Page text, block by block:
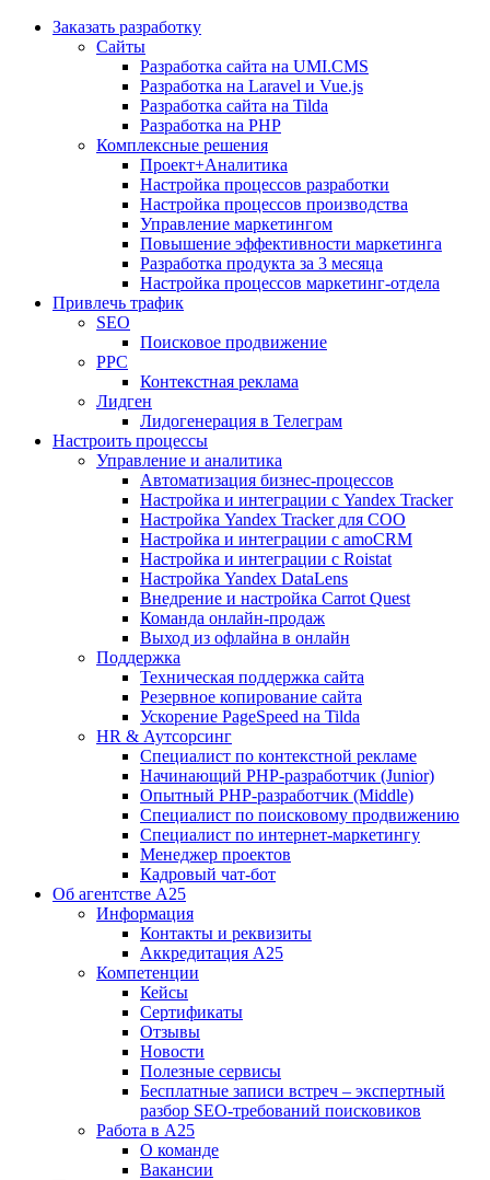
Заказать разработку
Сайты
Разработка сайта на UMI.CMS
Разработка на Laravel и Vue.js
Разработка сайта на Tilda
Разработка на PHP
Комплексные решения
Проект+Аналитика
Настройка процессов разработки
Настройка процессов производства
Управление маркетингом
Повышение эффективности маркетинга
Разработка продукта за 3 месяца
Настройка процессов маркетинг-отдела
Привлечь трафик
SEO
Поисковое продвижение
PPC
Контекстная реклама
Лидген
Лидогенерация в Телеграм
Настроить процессы
Управление и аналитика
Автоматизация бизнес-процессов
Настройка и интеграции с Yandex Tracker
Настройка Yandex Tracker для СОО
Настройка и интеграции с amoCRM
Настройка и интеграции с Roistat
Настройка Yandex DataLens
Внедрение и настройка Carrot Quest
Команда онлайн-продаж
Выход из офлайна в онлайн
Поддержка
Техническая поддержка сайта
Резервное копирование сайта
Ускорение PageSpeed на Tilda
HR & Аутсорсинг
Специалист по контекстной рекламе
Начинающий PHP-разработчик (Junior)
Опытный PHP-разработчик (Middle)
Специалист по поисковому продвижению
Специалист по интернет-маркетингу
Менеджер проектов
Кадровый чат-бот
Об агентстве А25
Информация
Контакты и реквизиты
Аккредитация А25
Компетенции
Кейсы
Сертификаты
Отзывы
Новости
Полезные сервисы
Бесплатные записи встреч – экспертный
разбор SEO-требований поисковиков
Работа в А25
О команде
Вакансии